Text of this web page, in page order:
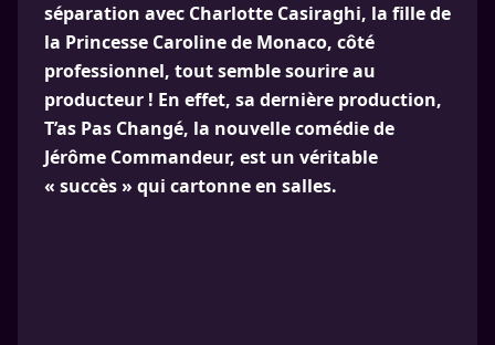
séparation avec Charlotte Casiraghi, la fille de
la Princesse Caroline de Monaco, côté
professionnel, tout semble sourire au
producteur ! En effet, sa dernière production,
T’as Pas Changé, la nouvelle comédie de
Jérôme Commandeur, est un véritable
« succès » qui cartonne en salles.